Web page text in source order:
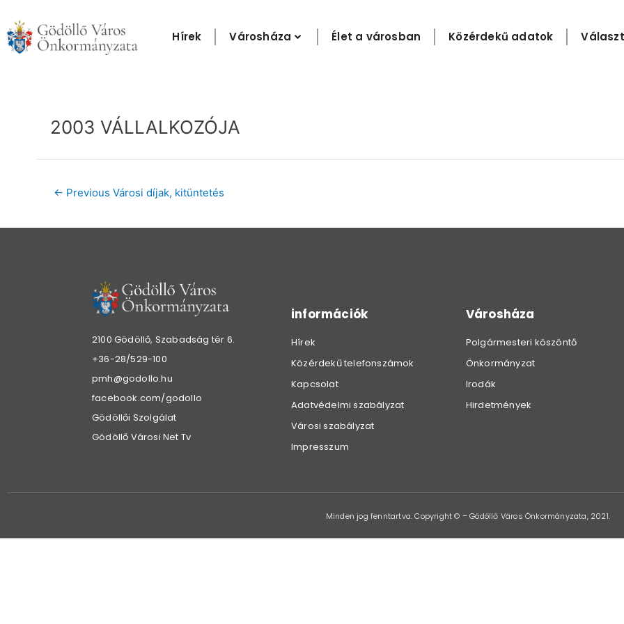
content
Hírek Városháza Élet a városban Közérdekű adatok
2003 VÁLLALKOZÓJA
← Previous Városi díjak, kitüntetés
2100 Gödöllő, Szabadság tér 6.
+36-28/529-100
pmh@godollo.hu
facebook.com/godollo
Gödöllői Szolgálat
Gödöllő Városi Net Tv
információk
Hírek
Közérdekű telefonszámok
Kapcsolat
Adatvédelmi szabályzat
Városi szabályzat
Impresszum
Városháza
Polgármesteri köszöntő
Önkormányzat
Irodák
Hirdetmények
Minden jog fenntartva. Copyright © – Gödöllő Város Önkormányzata, 2021.